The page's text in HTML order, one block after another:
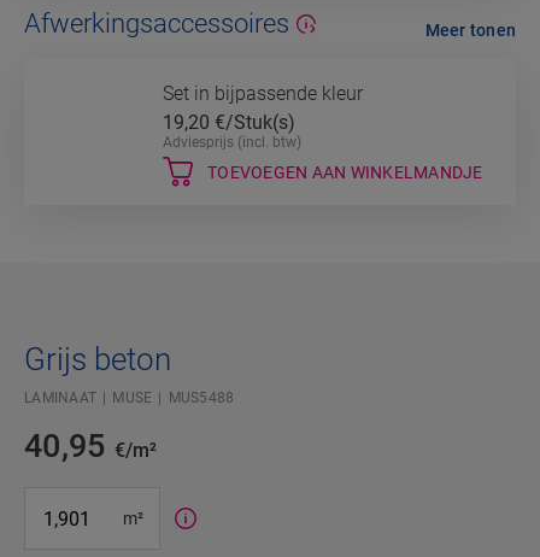
Afwerkingsaccessoires
Set in bijpassende kleur
19,20 €/Stuk(s)
Adviesprijs (incl. btw)
TOEVOEGEN AAN WINKELMANDJE
Meer tonen
Grijs beton
LAMINAAT MUSE MUS5488
40,95 €/m²
m²